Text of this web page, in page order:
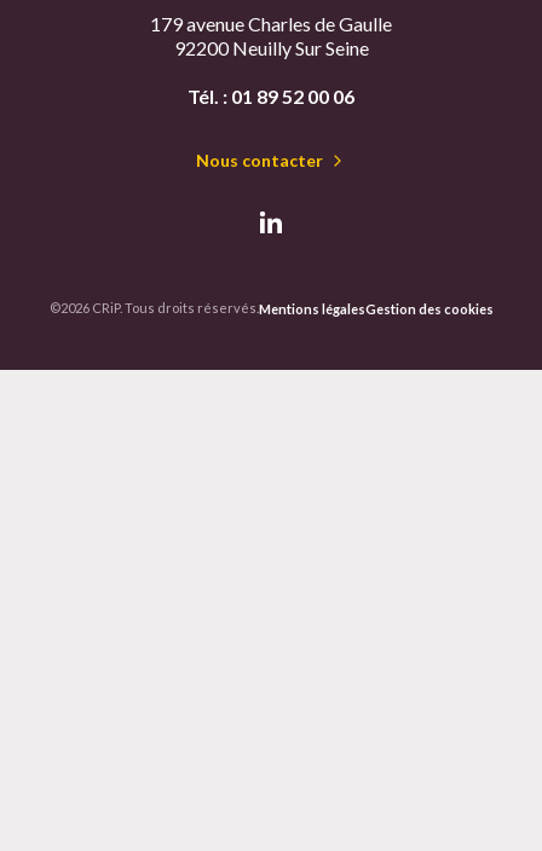
179 avenue Charles de Gaulle
92200 Neuilly Sur Seine
Tél. : 01 89 52 00 06
Nous contacter
©2026 CRiP. Tous droits réservés.Mentions légalesGestion des cookies